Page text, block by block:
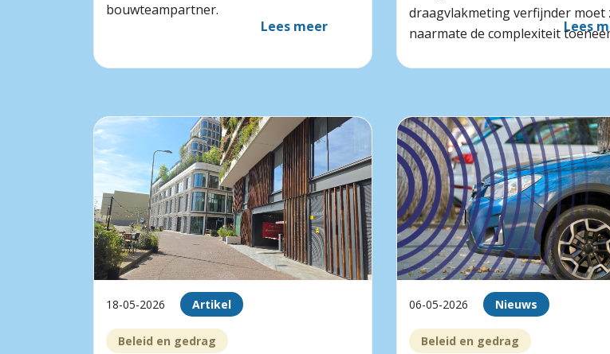
bouwteampartner.
Lees meer
draagvlakmeting verfijnder moet
naarmate de complexiteit Lees
18-05-2026 Artikel
Beleid en gedrag
06-05-2026 Nieuws
Beleid en gedrag